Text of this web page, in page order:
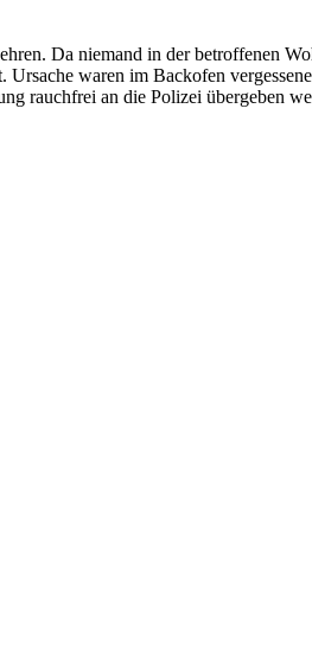
Da niemand in der betroffenen
waren im Backofen
rauchfrei an die Polizei übergeben